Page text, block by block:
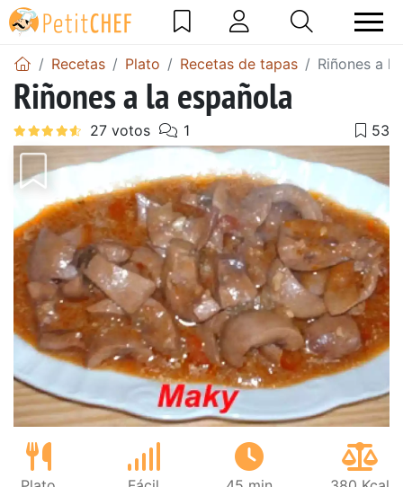
Recetas Plato Recetas de tapas Riñones a
Riñones a la española